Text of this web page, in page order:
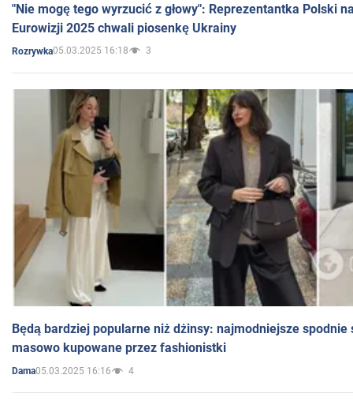
"Nie mogę tego wyrzucić z głowy": Reprezentantka Polski
Eurowizji 2025 chwali piosenkę Ukrainy
Rozrywka05.03.2025 16:18 3
Będą bardziej popularne niż dżinsy: najmodniejsze spodnie
masowo kupowane przez fashionistki
Dama05.03.2025 16:16 4